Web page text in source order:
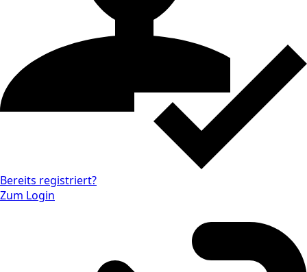
Bereits registriert?
Zum Login